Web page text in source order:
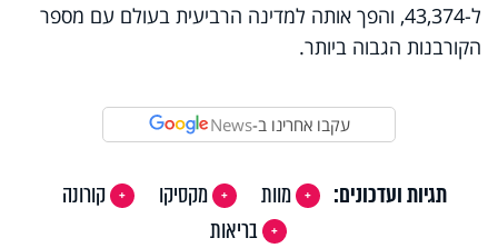
ל-43,374, והפך אותה למדינה הרביעית בעולם עם מספר
הקורבנות הגבוה ביותר.
עקבו אחרינו ב-News
תגיות ועדכונים: מוות מקסיקו
קורונה
בריאות